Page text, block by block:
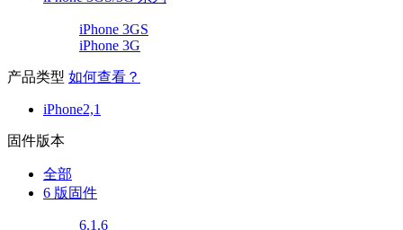
iPhone 3GS
iPhone 3G
产品类型 如何查看？
iPhone2,1
固件版本
全部
6 版固件
6.1.6